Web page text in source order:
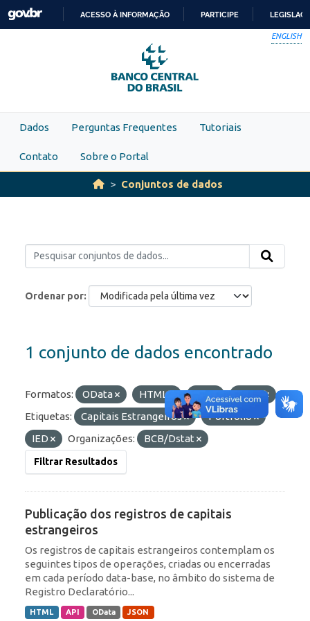
Skip to main content
PARA
O
CONTEÚDO
ACESSO À INFORMAÇÃO PARTICIPE
ENGLISH
Dados Perguntas Frequentes Tutoriais
Contato Sobre o Portal
Conjuntos de dados
Ordenar por
1 conjunto de dados encontrado
Formatos: OData HTML API
JSON
Etiquetas:
Capitais Estrangeiros
Portfólio
IED
Organizações: BCB/Dstat
Filtrar Resultados
Publicação dos registros de capitais
estrangeiros
Os registros de capitais estrangeiros contemplam os
seguintes tipos de operações, criadas ou encerradas
em cada período data-base, no âmbito do sistema de
Registro Declaratório...
HTML API OData JSON